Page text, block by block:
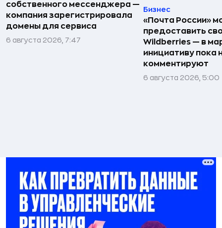
собственного мессенджера —
компания зарегистрировала
домены для сервиса
6 августа 2026, 7:47
Бизнес
«Почта России»
предоставить
Wildberries — в
инициативу пока
комментируют
6 августа 2026, 5:00